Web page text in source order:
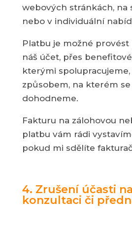
webových stránkách, na
nebo v individuální
Platbu je možné
náš účet, přes
kterými
způsobem, na kterém
dohodneme.
Fakturu na zálohovou
platbu vám rádi
pokud mi sdělíte
4. Zrušení účasti
konzultaci či